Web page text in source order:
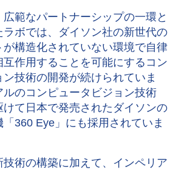
広範なパートナーシップの一環と
ラボでは、ダイソン社の新世代の
が構造化されていない環境で自律
互作用することを可能にするコン
ン技術の開発が続けられていま
のコンピュータビジョン技術
けて日本で発売されたダイソンの
「360 Eye」にも採用されていま
技術の構築に加えて、インペリア